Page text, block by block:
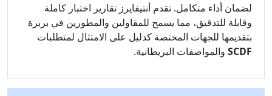
لضمان أداء متكامل. تقدم أنتيفايرز تقارير اختبار كاملة
وقابلة للتدقيق، مما يسمح للمقاولين والمطورين في بربرة
بتقديمها للجهات المختصة كدليل على الامتثال لمتطلبات
SCDF والمواصفات البريطانية.